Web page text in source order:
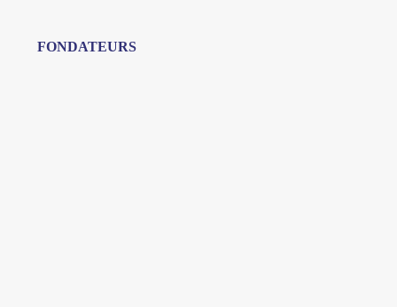
FONDATEURS